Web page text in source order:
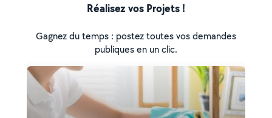
Réalisez vos Projets !
Gagnez du temps : postez toutes vos demandes
publiques en un clic.